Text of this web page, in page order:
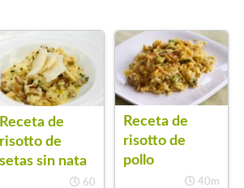
Receta de
risotto de
setas sin nata
60
Receta de
risotto de
pollo
40m